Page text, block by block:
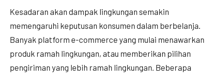
Kesadaran akan dampak lingkungan semakin
memengaruhi keputusan konsumen dalam berbelanja.
Banyak platform e-commerce yang mulai menawarkan
produk ramah lingkungan, atau memberikan pilihan
pengiriman yang lebih ramah lingkungan. Beberapa